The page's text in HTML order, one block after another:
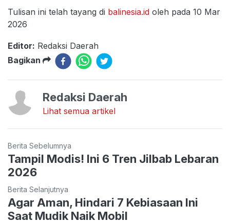
Tulisan ini telah tayang di balinesia.id oleh pada 10 Mar
2026
Editor: Redaksi Daerah
Bagikan
Redaksi Daerah
Lihat semua artikel
Berita Sebelumnya
Tampil Modis! Ini 6 Tren Jilbab Lebaran
2026
Berita Selanjutnya
Agar Aman, Hindari 7 Kebiasaan Ini
Saat Mudik Naik Mobil